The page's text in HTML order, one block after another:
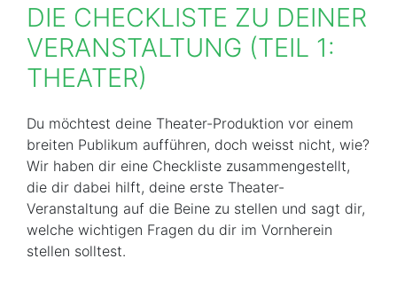
DIE CHECKLISTE ZU DEINER
VERANSTALTUNG (TEIL 1:
THEATER)
Du möchtest deine Theater-Produktion vor einem
breiten Publikum aufführen, doch weisst nicht, wie?
Wir haben dir eine Checkliste zusammengestellt,
die dir dabei hilft, deine erste Theater-
Veranstaltung auf die Beine zu stellen und sagt dir,
welche wichtigen Fragen du dir im Vornherein
stellen solltest.